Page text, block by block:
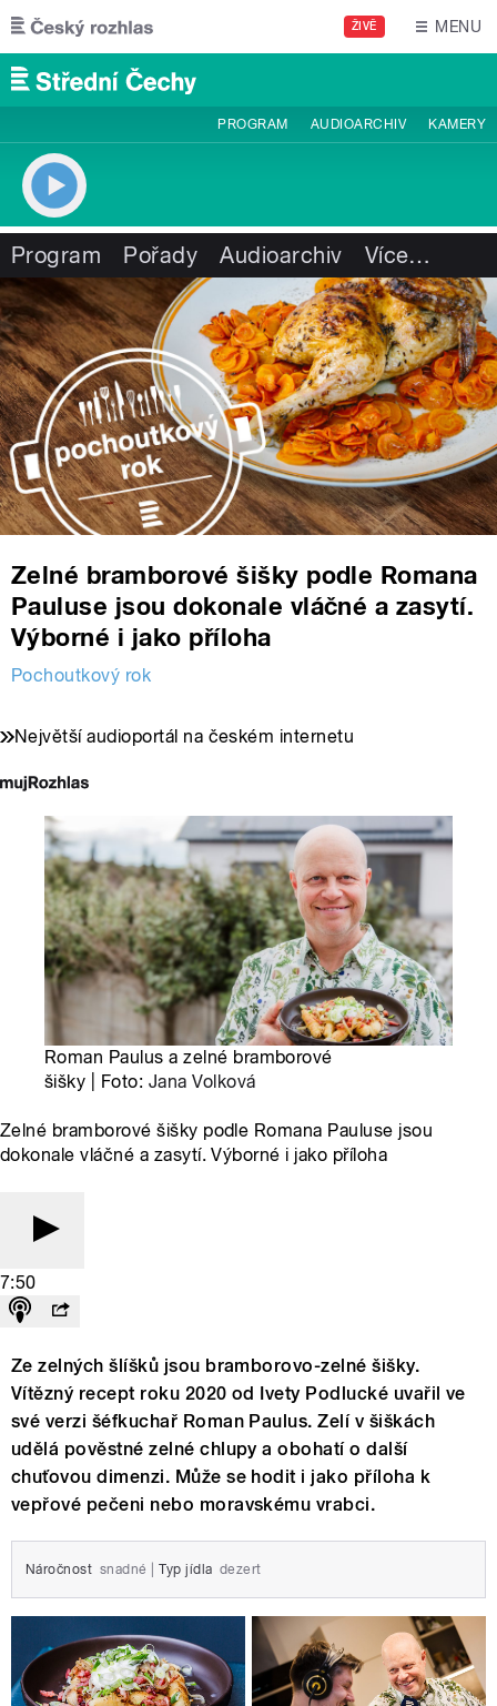
Přejít k hlavnímu obsahu
ŽIVĚ MENU
PROGRAM AUDIOARCHIV KAMERY
Program Pořady Audioarchiv Více…
Zelné bramborové šišky podle Romana
Pauluse jsou dokonale vláčné a zasytí.
Výborné i jako příloha
Pochoutkový rok
Největší audioportál na českém internetu
Roman Paulus a zelné bramborové
šišky | Foto: Jana Volková
Zelné bramborové šišky podle Romana Pauluse jsou
dokonale vláčné a zasytí. Výborné i jako příloha
7:50
Ze zelných šlíšků jsou bramborovo-zelné šišky.
Vítězný recept roku 2020 od Ivety Podlucké uvařil ve
své verzi šéfkuchař Roman Paulus. Zelí v šiškách
udělá pověstné zelné chlupy a obohatí o další
chuťovou dimenzi. Může se hodit i jako příloha k
vepřové pečeni nebo moravskému vrabci.
Náročnost snadné Typ jídla dezert